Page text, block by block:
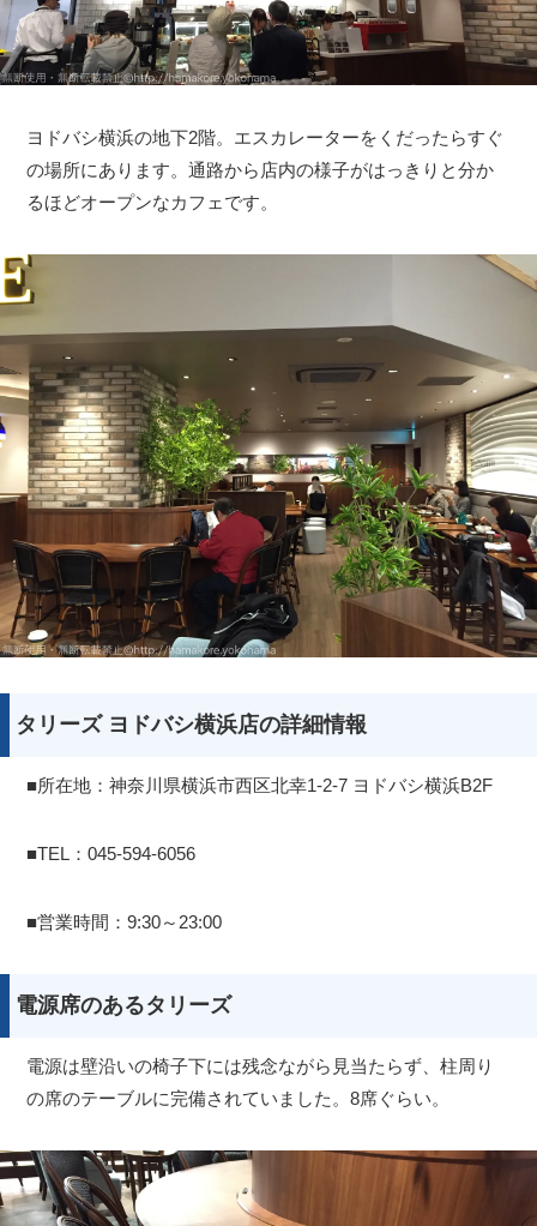
ヨドバシ横浜の地下2階。エスカレーターをくだったらすぐ
の場所にあります。通路から店内の様子がはっきりと分か
るほどオープンなカフェです。
タリーズ ヨドバシ横浜店の詳細情報
■所在地：神奈川県横浜市西区北幸1-2-7 ヨドバシ横浜B2F
■TEL：045-594-6056
■営業時間：9:30～23:00
電源席のあるタリーズ
電源は壁沿いの椅子下には残念ながら見当たらず、柱周り
の席のテーブルに完備されていました。8席ぐらい。